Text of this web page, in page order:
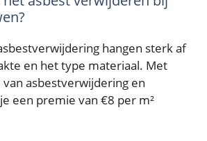
hangen sterk af
en het type materiaal. Met
asbestverwijdering en
een premie van €8 per m²